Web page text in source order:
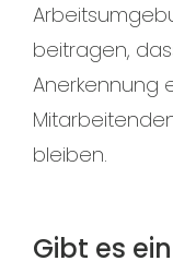
beitragen,
Anerkennung
bleiben.
Gibt es